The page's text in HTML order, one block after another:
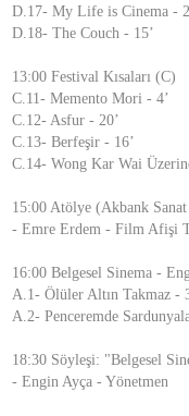
D.17- My Life is Cinema -
D.18- The Couch - 15’
13:00 Festival Kısaları (C)
C.11- Memento Mori - 4’
C.12- Asfur - 20’
C.13- Berfeşir - 16’
C.14- Wong Kar Wai
15:00 Atölye (Akbank
- Emre Erdem - Film Afişi
16:00 Belgesel Sinema -
A.1- Ölüler Altın Takmaz -
A.2- Penceremde
18:30 Söyleşi: "Belgesel
- Engin Ayça - Yönetmen